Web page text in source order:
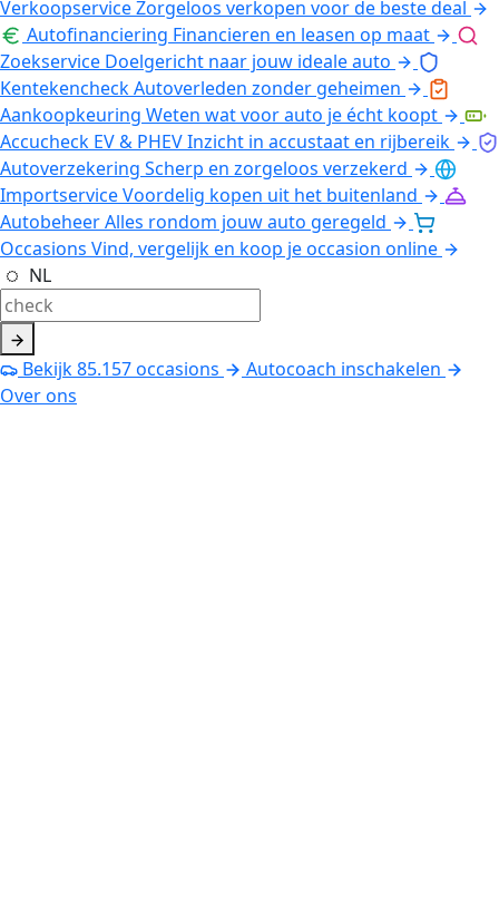
VerkoopserviceZorgeloos verkopen voor de beste deal
Autofinanciering Financieren en leasen op maat
Zoekservice Doelgericht naar jouw ideale auto
KentekencheckAutoverleden zonder geheimen
Aankoopkeuring Weten wat voor auto je écht koopt
Accucheck EV & PHEVInzicht in accustaat en rijbereik
Autoverzekering Scherp en zorgeloos verzekerd
ImportserviceVoordelig kopen uit het buitenland
AutobeheerAlles rondom jouw auto geregeld
Occasions Vind, vergelijk en koop je occasion online
NL
Bekijk85.157occasions
Autocoach inschakelen
Over ons